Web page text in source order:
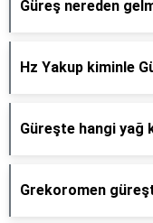
Güreş nereden
Hz Yakup kiminle
Güreşte hangi yağ
Grekoromen